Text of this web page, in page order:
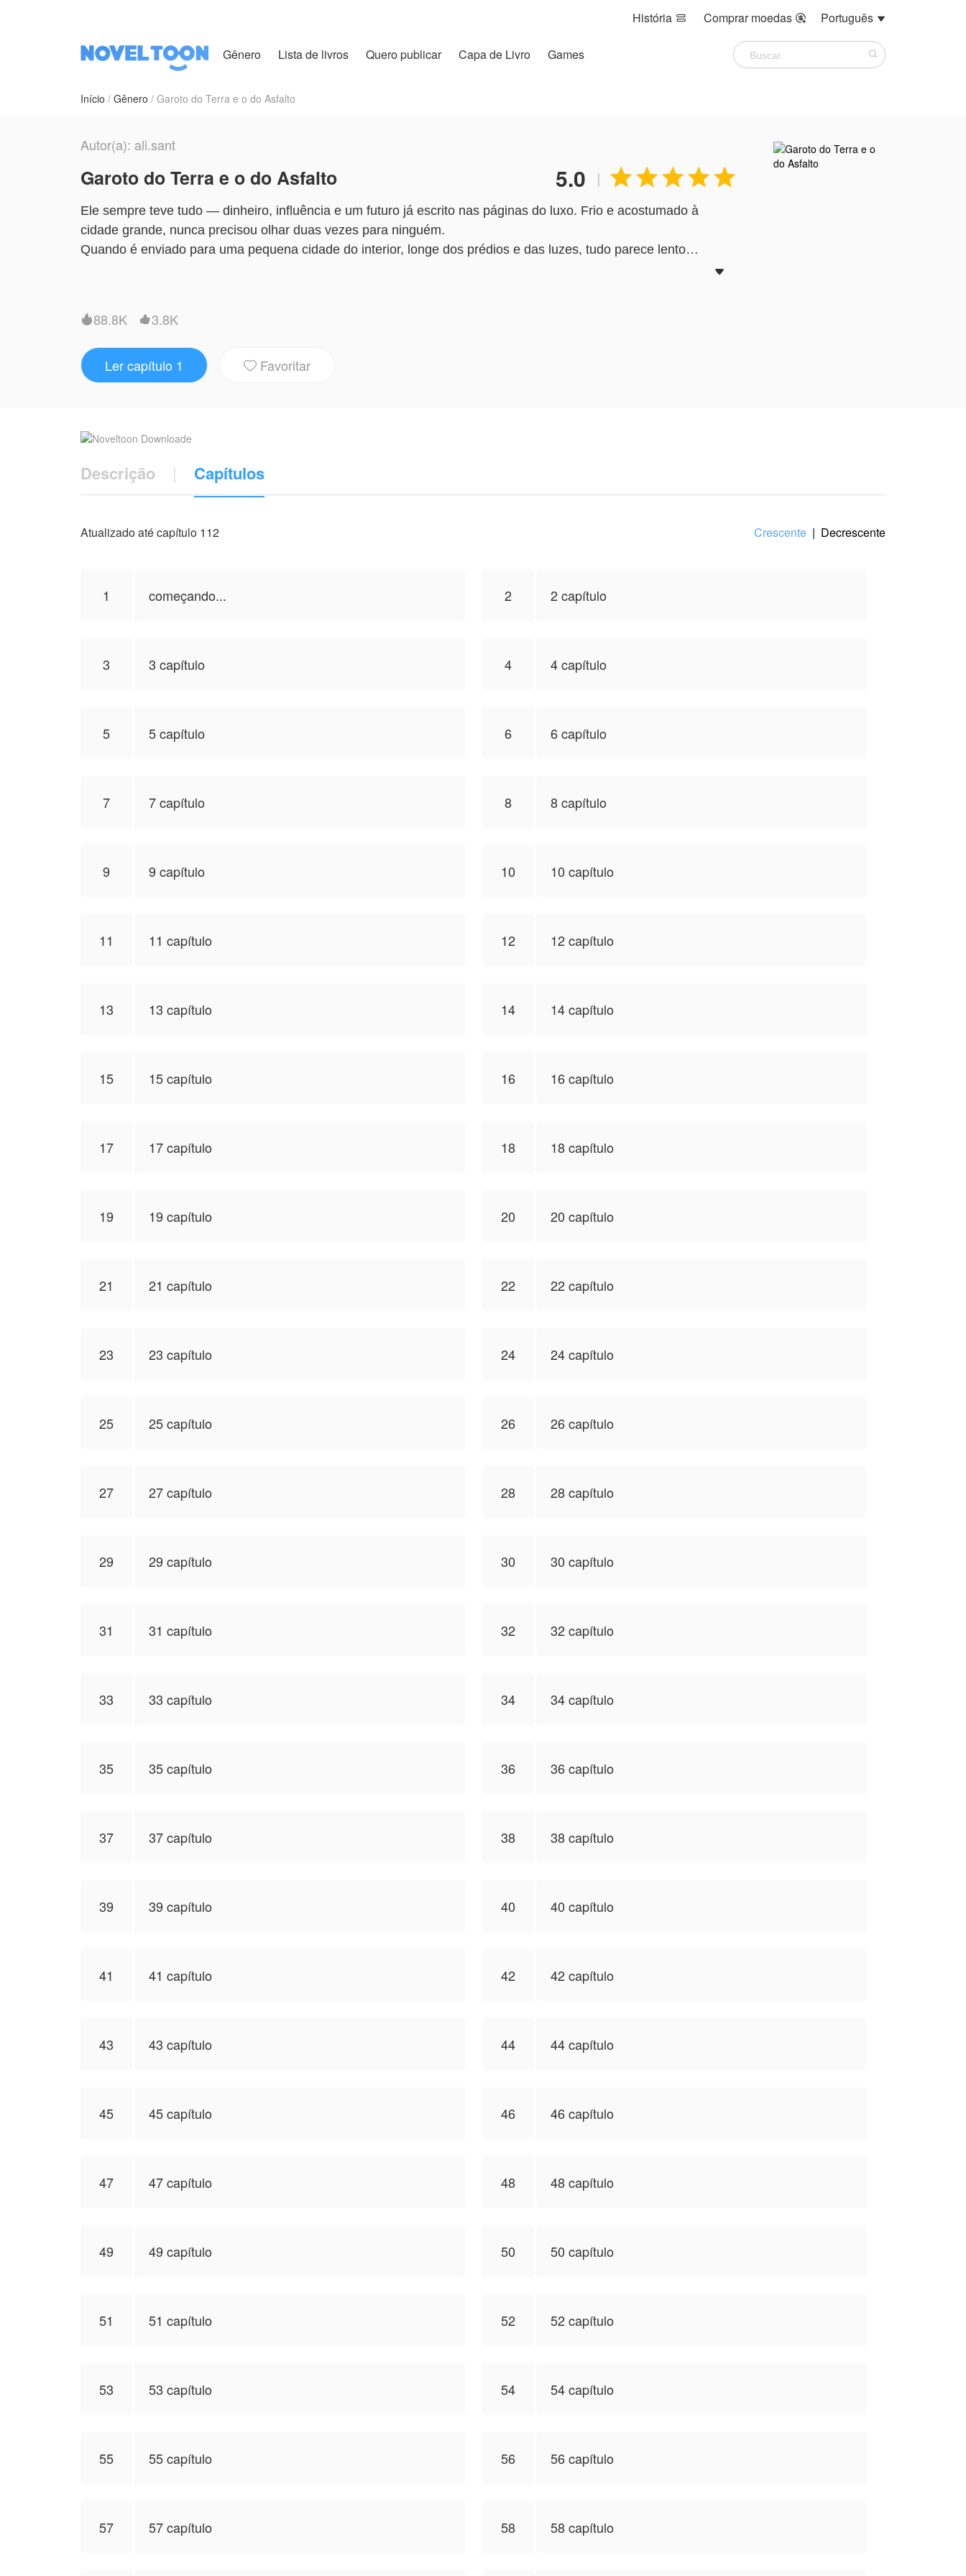
História  Comprar moedas  Português 
Gênero Lista de livros Quero publicar Capa de Livro Games
Início Gênero Garoto do Terra e o do Asfalto
Autor(a): ali.sant
Garoto do Terra e o do Asfalto 5.0 | 
Ele sempre teve tudo — dinheiro, influência e um futuro já escrito nas páginas do luxo. Frio e acostumado à
cidade grande, nunca precisou olhar duas vezes para ninguém.
Quando é enviado para uma pequena cidade do interior, longe dos prédios e das luzes, tudo parece lento
O que começa como curiosidade vira silêncio carregado de tensão.
O que era diferença vira desejo contido.
Entre o asfalto e a terra, dois mundos se chocam —
NovelToon tem autorização de ali.sant para publicar esta obra, o conteúdo é baseado na perspectiva do(a)

88.8K 3.8K
Ler capítulo 1  Favoritar
Descrição | Capítulos
Atualizado até capítulo 112 Crescente | Decrescente
1 começando... 2 2 capítulo
3 3 capítulo 4 4 capítulo
5 5 capítulo 6 6 capítulo
7 7 capítulo 8 8 capítulo
9 9 capítulo 10 10 capítulo
11 11 capítulo 12 12 capítulo
13 13 capítulo 14 14 capítulo
15 15 capítulo 16 16 capítulo
17 17 capítulo 18 18 capítulo
19 19 capítulo 20 20 capítulo
21 21 capítulo 22 22 capítulo
23 23 capítulo 24 24 capítulo
25 25 capítulo 26 26 capítulo
27 27 capítulo 28 28 capítulo
29 29 capítulo 30 30 capítulo
31 31 capítulo 32 32 capítulo
33 33 capítulo 34 34 capítulo
35 35 capítulo 36 36 capítulo
37 37 capítulo 38 38 capítulo
39 39 capítulo 40 40 capítulo
41 41 capítulo 42 42 capítulo
43 43 capítulo 44 44 capítulo
45 45 capítulo 46 46 capítulo
47 47 capítulo 48 48 capítulo
49 49 capítulo 50 50 capítulo
51 51 capítulo 52 52 capítulo
53 53 capítulo 54 54 capítulo
55 55 capítulo 56 56 capítulo
57 57 capítulo 58 58 capítulo